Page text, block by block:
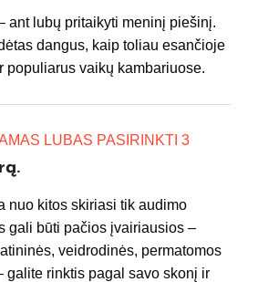
ant lubų pritaikyti meninį piešinį.
dangus, kaip toliau esančioje
populiarus vaikų kambariuose.
nuo kitos skiriasi tik audimo
gali būti pačios įvairiausios –
veidrodinės, permatomos
galite rinktis pagal savo skonį ir